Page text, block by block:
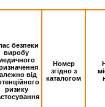
безпеки
виробу
від
ризику
Номер
згідно з
каталогом